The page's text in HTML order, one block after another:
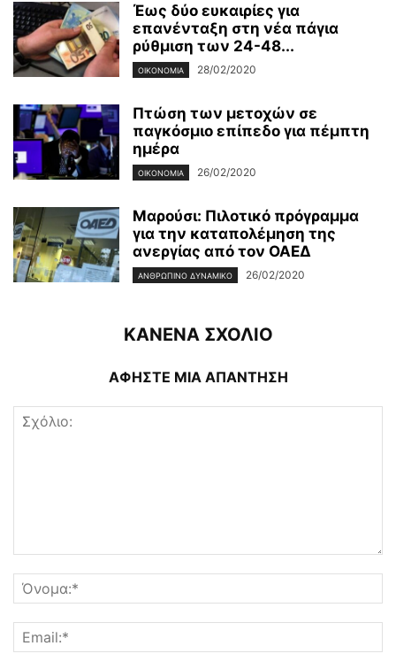
Έως δύο ευκαιρίες για
επανένταξη στη νέα πάγια
ρύθμιση των 24-48...
ΟΙΚΟΝΟΜΊΑ 28/02/2020
Πτώση των μετοχών σε
παγκόσμιο επίπεδο για πέμπτη
ημέρα
ΟΙΚΟΝΟΜΊΑ 26/02/2020
Μαρούσι: Πιλοτικό πρόγραμμα
για την καταπολέμηση της
ανεργίας από τον ΟΑΕΔ
ΑΝΘΡΏΠΙΝΟ ΔΥΝΑΜΙΚΌ 26/02/2020
ΚΑΝΕΝΑ ΣΧΟΛΙΟ
ΑΦΗΣΤΕ ΜΙΑ ΑΠΑΝΤΗΣΗ